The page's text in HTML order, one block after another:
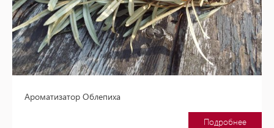
Ароматизатор Облепиха
Подробнее